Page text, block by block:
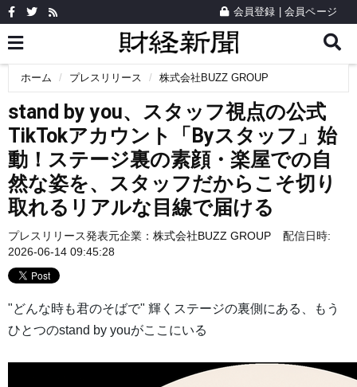
会員登録 会員ページ
ホーム プレスリリース 株式会社BUZZ GROUP
stand by you、スタッフ視点の公式
TikTokアカウント「Byスタッフ」始
動！ステージ裏の素顔・楽屋での自
然な姿を、スタッフだからこそ切り
取れるリアルな目線で届ける
プレスリリース発表元企業： 株式会社BUZZ GROUP
配信日時:
2026-06-14 09:45:28
"どんな時も君のそばで" 輝くステージの裏側にある、もう
ひとつのstand by youがここにいる